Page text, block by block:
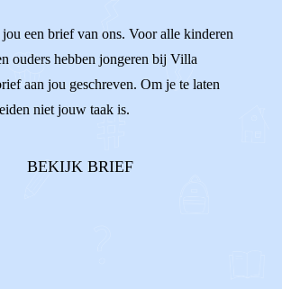
VERHUIZEN ALLEEN
een brief van ons. Voor alle kinderen
ouders hebben jongeren bij Villa
aan jou geschreven. Om je te laten
niet jouw taak is.
BEKIJK BRIEF